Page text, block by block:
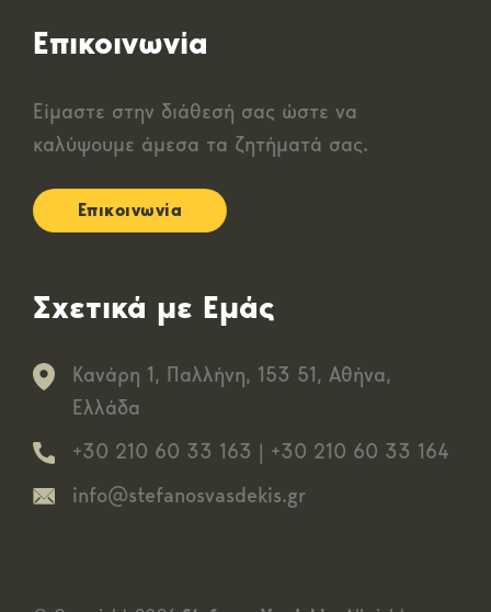
Επικοινωνία
Είμαστε στην διάθεσή σας ώστε να
καλύψουμε άμεσα τα ζητήματά σας.
Επικοινωνία
Σχετικά με Εμάς
Κανάρη 1, Παλλήνη, 153 51, Αθήνα,
Ελλάδα
+30 210 60 33 163 | +30 210 60 33 164
info@stefanosvasdekis.gr